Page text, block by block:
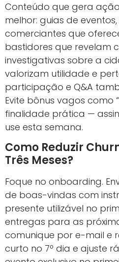
Conteúdo que gera
melhor: guias de
comerciantes que
bastidores que revelam
investigativas sobre a
valorizam utilidade e
participação e Q&A
Evite bônus vagos como
finalidade prática —
use esta semana.
Como Reduzir
Três Meses?
Foque no onboarding.
de boas-vindas com
presente utilizável no
entregas para as
comunique por e-mail e
curto no 7º dia e ajuste